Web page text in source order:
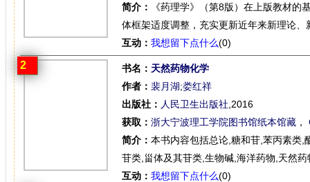
简介：
《药理学》（第8版）在上版教材
体框架适度调整，充实更新近年来新理论
互动： 我想留下点什么(0)
2 书名： 天然药物化学
作者： 裴月湖;娄红祥
出版社： 人民卫生出版社 ,2016
获取： 浙大宁波理工学院图书馆纸本馆藏 ，
简介： 本书内容包括总论,糖和苷,苯丙素类,
苷类,甾体及其苷类,生物碱,海洋药物,天然
互动： 我想留下点什么(0)